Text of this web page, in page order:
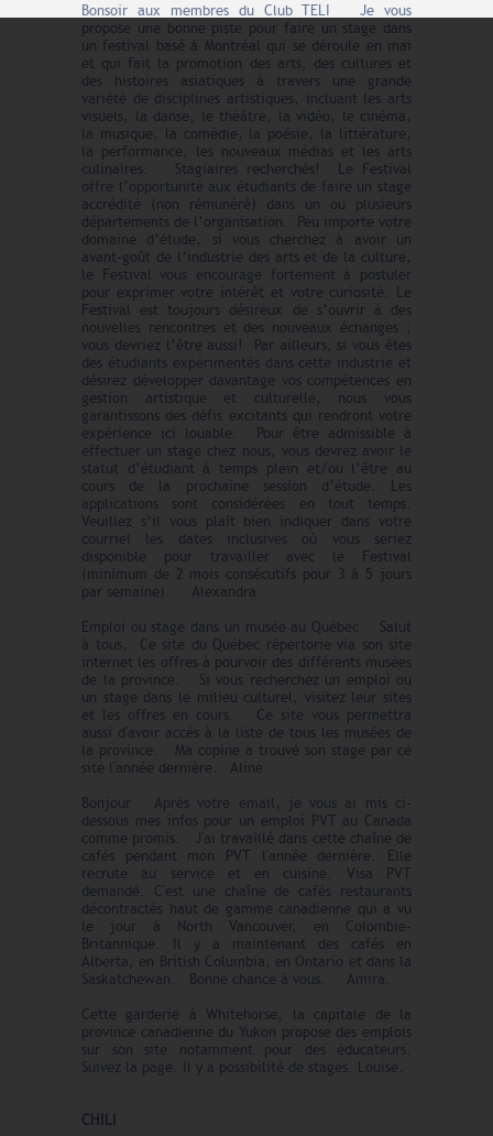
Bonsoir aux membres du Club TELI Je vous
propose une bonne piste pour faire un stage dans
un festival basé à Montréal qui se déroule en mai
et qui fait la promotion des arts, des cultures et
des histoires asiatiques à travers une grande
variété de disciplines artistiques, incluant les arts
visuels, la danse, le théâtre, la vidéo, le cinéma,
la musique, la comédie, la poésie, la littérature,
la performance, les nouveaux médias et les arts
culinaires. Stagiaires recherchés! Le Festival
offre l’opportunité aux étudiants de faire un stage
accrédité (non rémunéré) dans un ou plusieurs
départements de l’organisation. Peu importe votre
domaine d’étude, si vous cherchez à avoir un
avant-goût de l’industrie des arts et de la culture,
le Festival vous encourage fortement à postuler
pour exprimer votre intérêt et votre curiosité. Le
Festival est toujours désireux de s’ouvrir à des
nouvelles rencontres et des nouveaux échanges ;
vous devriez l’être aussi! Par ailleurs, si vous êtes
des étudiants expérimentés dans cette industrie et
désirez développer davantage vos compétences en
gestion artistique et culturelle, nous vous
garantissons des défis excitants qui rendront votre
expérience ici louable. Pour être admissible à
effectuer un stage chez nous, vous devrez avoir le
statut d’étudiant à temps plein et/ou l’être au
cours de la prochaine session d’étude. Les
applications sont considérées en tout temps.
Veuillez s’il vous plaît bien indiquer dans votre
courriel les dates inclusives où vous seriez
disponible pour travailler avec le Festival
(minimum de 2 mois consécutifs pour 3 à 5 jours
par semaine). Alexandra
Emploi ou stage dans un musée au Québec Salut
à tous, Ce site du Québec répertorie via son site
internet les offres à pourvoir des différents musées
de la province. Si vous recherchez un emploi ou
un stage dans le milieu culturel, visitez leur sites
et les offres en cours. Ce site vous permettra
aussi d'avoir accès à la liste de tous les musées de
la province. Ma copine a trouvé son stage par ce
site l'année dernière. Aline
Bonjour Après votre email, je vous ai mis ci-
dessous mes infos pour un emploi PVT au Canada
comme promis. J'ai travaillé dans cette chaîne de
cafés pendant mon PVT l'année dernière. Elle
recrute au service et en cuisine. Visa PVT
demandé. C'est une chaîne de cafés restaurants
décontractés haut de gamme canadienne qui a vu
le jour à North Vancouver, en Colombie-
Britannique. Il y a maintenant des cafés en
Alberta, en British Columbia, en Ontario et dans la
Saskatchewan. Bonne chance à vous. Amira.
Cette garderie à Whitehorse, la capitale de la
province canadienne du Yukon propose des emplois
sur son site notamment pour des éducateurs.
Suivez la page. Il y a possibilité de stages. Louise.
CHILI